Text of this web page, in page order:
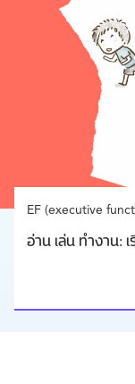
EF (executive
อ่าน เล่น ทำงาน: